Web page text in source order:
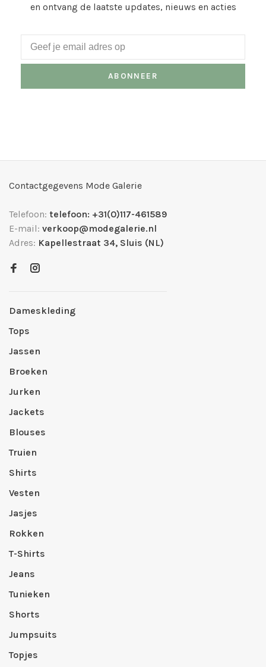
en ontvang de laatste updates, nieuws en acties
ABONNEER
Contactgegevens Mode Galerie
Telefoon: telefoon: +31(0)117-461589
E-mail: verkoop@modegalerie.nl
Adres: Kapellestraat 34, Sluis (NL)
Dameskleding
Tops
Jassen
Broeken
Jurken
Jackets
Blouses
Truien
Shirts
Vesten
Jasjes
Rokken
T-Shirts
Jeans
Tunieken
Shorts
Jumpsuits
Topjes